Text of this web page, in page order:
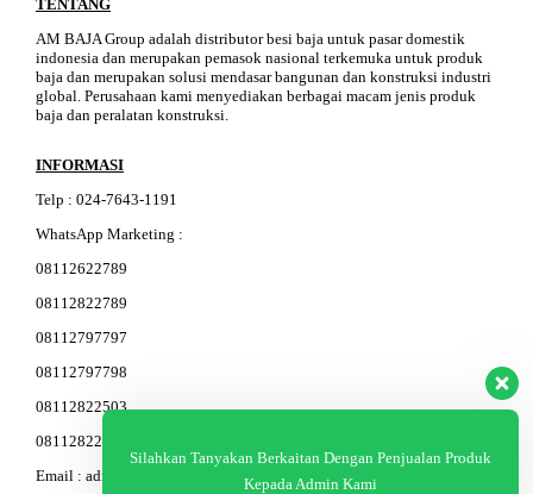
TENTANG
AM BAJA Group adalah distributor besi baja untuk pasar domestik
indonesia dan merupakan pemasok nasional terkemuka untuk produk
baja dan merupakan solusi mendasar bangunan dan konstruksi industri
global. Perusahaan kami menyediakan berbagai macam jenis produk
baja dan peralatan konstruksi.
INFORMASI
Telp : 024-7643-11 91
WhatsApp Marketing :
08112622789
08112822789
08112797797
08112797798
08112822503
08112822603
Email : admin@am-baja.com
Silahkan Tanyakan Berkaitan Dengan Penjualan Produk
Kepada Admin Kami